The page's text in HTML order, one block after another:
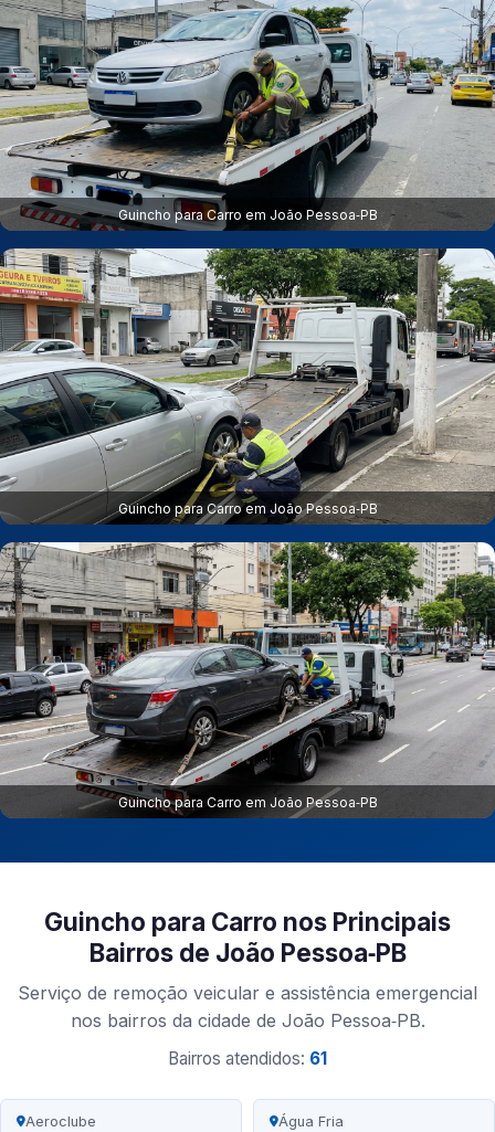
Guincho para Carro em João Pessoa‑PB
Guincho para Carro em João Pessoa‑PB
Guincho para Carro em João Pessoa‑PB
Guincho para Carro nos Principais
Bairros de João Pessoa‑PB
Serviço de remoção veicular e assistência emergencial
nos bairros da cidade de João Pessoa‑PB.
Bairros atendidos: 61
Aeroclube Água Fria